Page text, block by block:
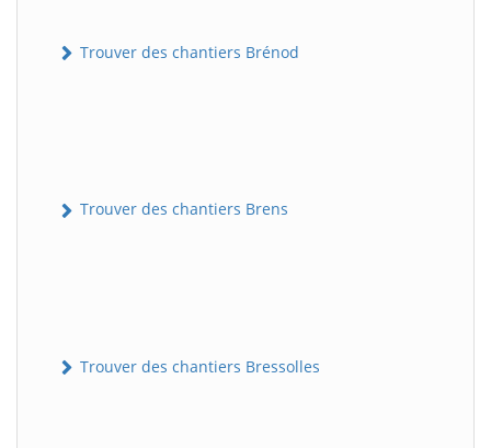
Trouver des chantiers Brénod
Trouver des chantiers Brens
Trouver des chantiers Bressolles